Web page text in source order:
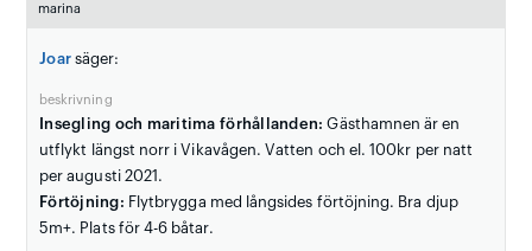
marina
Joar säger:
beskrivning
Insegling och maritima förhållanden: Gästhamnen är en
utflykt längst norr i Vikavågen. Vatten och el. 100kr per natt
per augusti 2021.
Förtöjning: Flytbrygga med långsides förtöjning. Bra djup
5m+. Plats för 4-6 båtar.